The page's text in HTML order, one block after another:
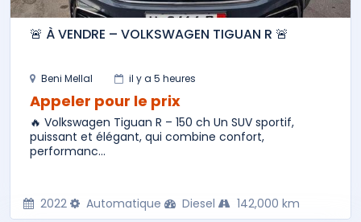
🚨 À VENDRE – VOLKSWAGEN TIGUAN R 🚨
Beni Mellal il y a 5 heures
Appeler pour le prix
🔥 Volkswagen Tiguan R – 150 ch Un SUV sportif,
puissant et élégant, qui combine confort,
performanc...
2022 Automatique Diesel 142,000 km